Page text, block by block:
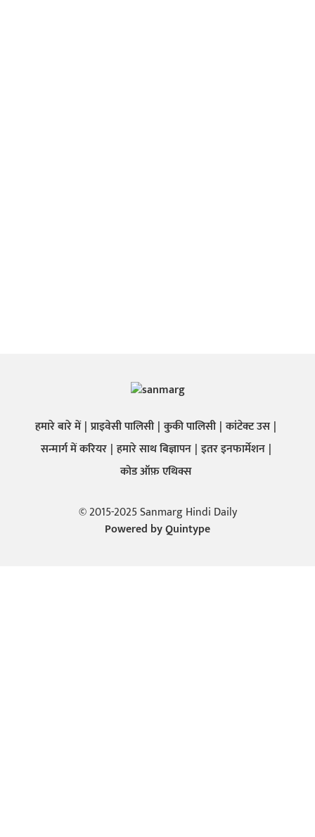
हमारे बारे में प्राइवेसी पालिसी कुकी पालिसी कांटेक्ट उस
सन्मार्ग में करियर हमारे साथ बिज्ञापन इतर इनफार्मेशन
कोड ऑफ़ एथिक्स
© 2015-2025 Sanmarg Hindi Daily
Powered byQuintype